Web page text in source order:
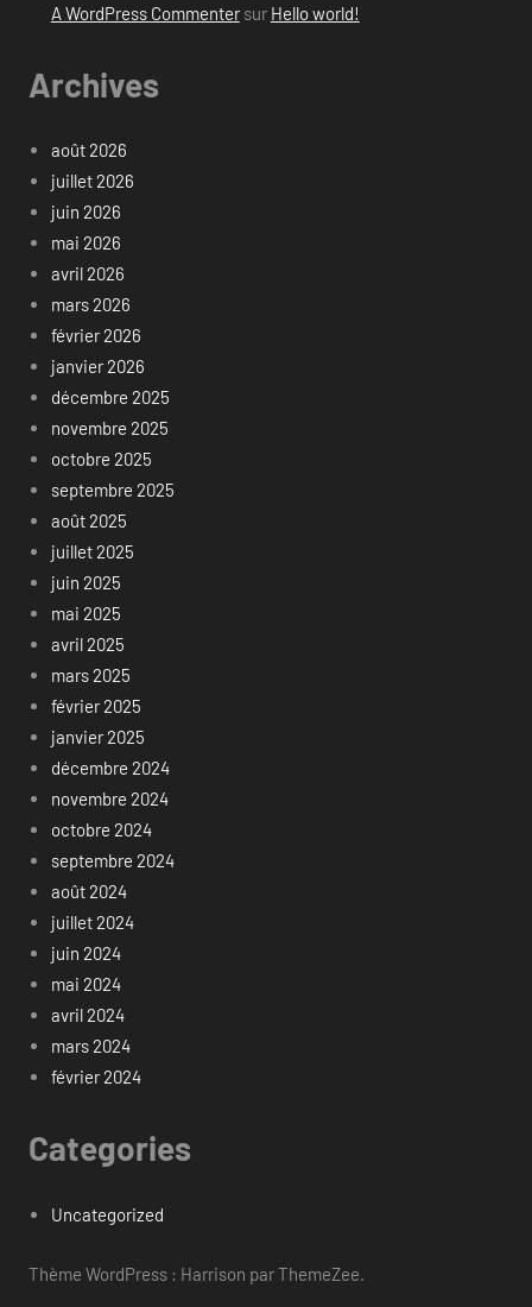
A WordPress Commentersur Hello world!
Archives
août 2026
juillet 2026
juin 2026
mai 2026
avril 2026
mars 2026
février 2026
janvier 2026
décembre 2025
novembre 2025
octobre 2025
septembre 2025
août 2025
juillet 2025
juin 2025
mai 2025
avril 2025
mars 2025
février 2025
janvier 2025
décembre 2024
novembre 2024
octobre 2024
septembre 2024
août 2024
juillet 2024
juin 2024
mai 2024
avril 2024
mars 2024
février 2024
Categories
Uncategorized
Thème WordPress : Harrison par ThemeZee.